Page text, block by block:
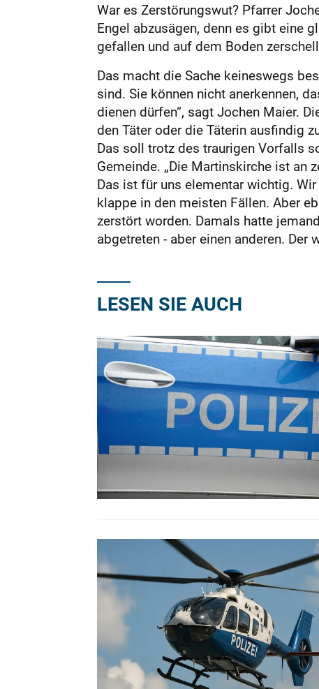
War es Zerstörungswut? Pfarrer
Engel abzusägen, denn es gibt eine
gefallen und auf dem Boden
Das macht die Sache keineswegs
sind. Sie können nicht anerkennen,
dienen dürfen“, sagt Jochen Maier.
den Täter oder die Täterin ausfindig
Das soll trotz des traurigen Vorfalls
Gemeinde. „Die Martinskirche ist an
Das ist für uns elementar wichtig.
klappe in den meisten Fällen. Aber
zerstört worden. Damals hatte
abgetreten - aber einen anderen.
LESEN SIE AUCH